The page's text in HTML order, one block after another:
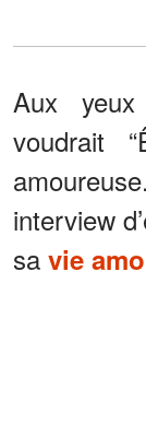
Aux yeux
voudrait
interview
sa vie